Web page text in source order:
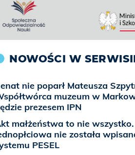
NOWOŚCI W
nie poparł Mateusza
muzeum w
prezesem IPN
małżeństwa to nie
nie została
PESEL